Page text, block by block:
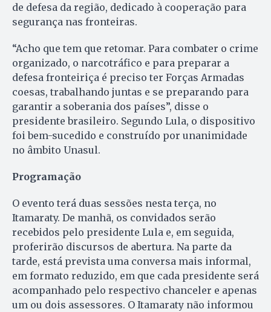
de defesa da região, dedicado à cooperação para
segurança nas fronteiras.
“Acho que tem que retomar. Para combater o crime
organizado, o narcotráfico e para preparar a
defesa fronteiriça é preciso ter Forças Armadas
coesas, trabalhando juntas e se preparando para
garantir a soberania dos países”, disse o
presidente brasileiro. Segundo Lula, o dispositivo
foi bem-sucedido e construído por unanimidade
no âmbito Unasul.
Programação
O evento terá duas sessões nesta terça, no
Itamaraty. De manhã, os convidados serão
recebidos pelo presidente Lula e, em seguida,
proferirão discursos de abertura. Na parte da
tarde, está prevista uma conversa mais informal,
em formato reduzido, em que cada presidente será
acompanhado pelo respectivo chanceler e apenas
um ou dois assessores. O Itamaraty não informou